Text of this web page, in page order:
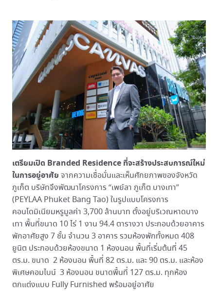
เตรียมเปิด Branded Residence ที่จะสร้างประสบการณ์ใหม่
ในการอยู่อาศัย จากความเชื่อมั่นและเห็นศักยภาพของจังหวัด
ภูเก็ต บริษัทจึงพัฒนาโครงการ “เพย์ลา ภูเก็ต บางเทา”
(PEYLAA Phuket Bang Tao) ในรูปแบบโครงการ
คอนโดมิเนียมหรูมูลค่า 3,700 ล้านบาท ตั้งอยู่บริเวณหาดบาง
เทา พื้นที่ขนาด 10 ไร่ 1 งาน 94.4 ตารางวา ประกอบด้วยอาคาร
พักอาศัยสูง 7 ชั้น จำนวน 3 อาคาร รวมห้องพักทั้งหมด 408
ยูนิต ประกอบด้วยห้องขนาด 1 ห้องนอน พื้นที่เริ่มต้นที่ 45
ตร.ม. ขนาด 2 ห้องนอน พื้นที่ 82 ตร.ม. และ 90 ตร.ม. และห้อง
พิเศษคอมไบน์ 3 ห้องนอน ขนาดพื้นที่ 127 ตร.ม. ทุกห้อง
ตกแต่งแบบ Fully Furnished พร้อมอยู่อาศัย